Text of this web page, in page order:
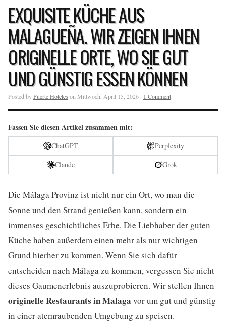
EXQUISITE KÜCHE AUS
MALAGUEÑA. WIR ZEIGEN IHNEN
ORIGINELLE ORTE, WO SIE GUT
UND GÜNSTIG ESSEN KÖNNEN
Posted byFuerte Hoteles on Mittwoch, April 15, 2026 · 1 Comment
Fassen Sie diesen Artikel zusammen mit:
ChatGPT
Perplexity
Claude
Grok
Die Málaga Provinz ist nicht nur ein Ort, wo man die
Sonne und den Strand genießen kann, sondern ein
immenses geschichtliches Erbe. Die Liebhaber der guten
Küche haben außerdem einen mehr als nur wichtigen
Grund hierher zu kommen. Wenn Sie sich dafür
entscheiden nach Málaga zu kommen, vergessen Sie nicht
dieses Gaumenerlebnis auszuprobieren. Wir stellen Ihnen
originelle Restaurants in Malaga vor um gut und günstig
in einer atemraubenden Umgebung zu speisen.